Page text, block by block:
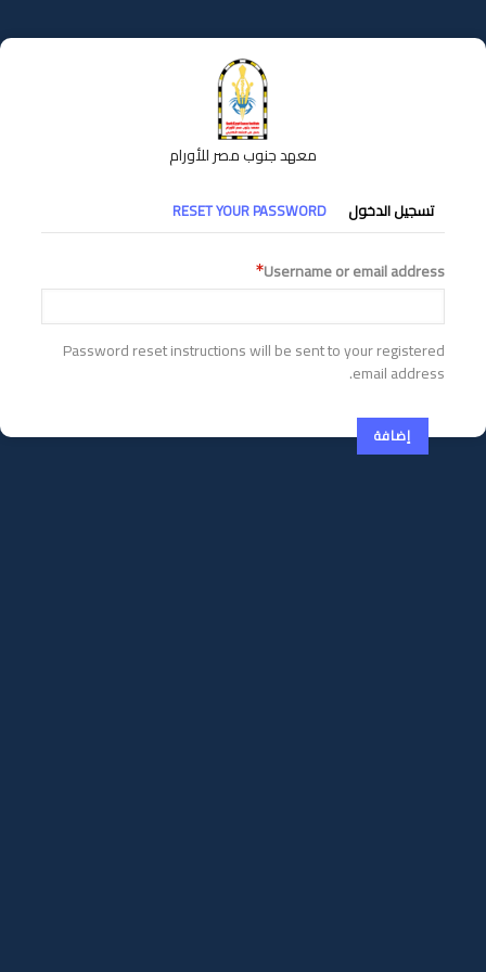
إلى
المحتوى
معهد جنوب مصر للأورام
التبويبات
الأساسية
تسجيل الدخول RESET YOUR PASSWORD
Username or email address
Password reset instructions will be sent to your registered
email address.